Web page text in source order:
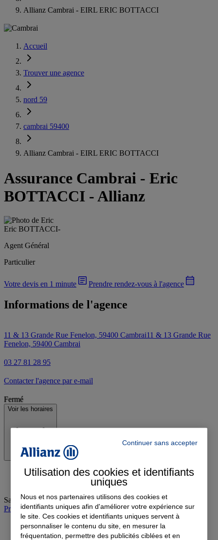
Allianz Cambrai - EIRL ERIC BOTTACCI
Accueil
Trouver une agence
nord 59
cambrai 59400
Allianz Cambrai - EIRL ERIC BOTTACCI
Assurance Cambrai - Eric
BOTTACCI - Allianz
Eric BOTTACCI-
Agent Général
Particulier
Votre devis en 1 minute Prendre rendez-vous à l'agence
Informations de l'agence
11 & 13 Grande Rue Fenelon, 59400 Cambrai11 & 13 Grande Rue
Fenelon, 59400 Cambrai
03 27 81 28 95
Contacter l'agence par e-mail
Fermé
Voir les horaires
Samedi: 09:00-12:00
Prendre rendez-vous à l'agence
Continuer sans accepter
Utilisation des cookies et identifiants
uniques
Nous et nos partenaires utilisons des cookies et
identifiants uniques afin d'améliorer votre expérience sur
le site. Ces cookies et identifiants uniques servent à
personnaliser le contenu du site, en mesurer la
fréquentation, permettre des publicités ciblées et en